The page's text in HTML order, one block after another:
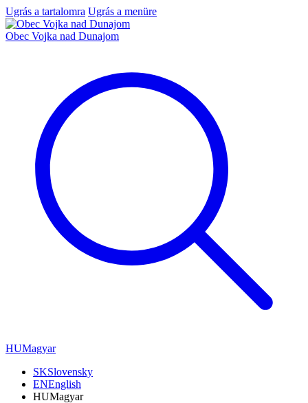
Ugrás a tartalomra Ugrás a menüre
Obec Vojka nad Dunajom
HUMagyar
SKSlovensky
ENEnglish
HUMagyar